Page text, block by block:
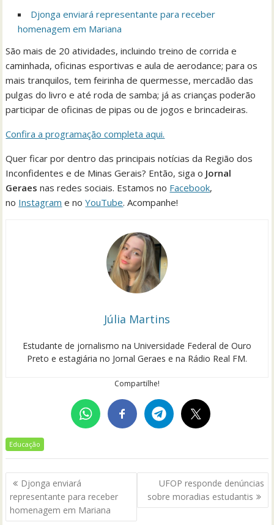
Djonga enviará representante para receber
homenagem em Mariana
São mais de 20 atividades, incluindo treino de corrida e
caminhada, oficinas esportivas e aula de aerodance; para os
mais tranquilos, tem feirinha de quermesse, mercadão das
pulgas do livro e até roda de samba; já as crianças poderão
participar de oficinas de pipas ou de jogos e brincadeiras.
Confira a programação completa aqui.
Quer ficar por dentro das principais notícias da Região dos
Inconfidentes e de Minas Gerais? Então, siga o Jornal
Geraesnas redes sociais. Estamos no Facebook,
no Instagram e noYouTube. Acompanhe!
Júlia Martins
Estudante de jornalismo na Universidade Federal de Ouro
Preto e estagiária no Jornal Geraes e na Rádio Real FM.
Compartilhe!
Educação
Navegação
de
Post
Djonga enviará
representante para receber
homenagem em Mariana
UFOP responde denúncias
sobre moradias estudantis